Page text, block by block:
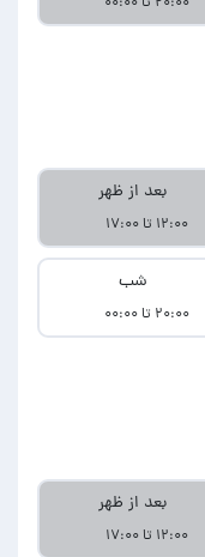
بعد از ظهر
۱۲:۰۰ تا ۱۷:۰۰
شب
۲۰:۰۰ تا ۰۰:۰۰
بعد از ظهر
۱۲:۰۰ تا ۱۷:۰۰